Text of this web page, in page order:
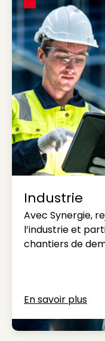
Industrie
Avec Synergie,
l’industrie et
chantiers de
En savoir plus